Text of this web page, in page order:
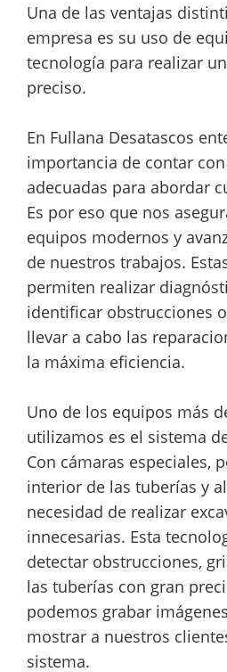
Una de las ventajas
empresa es su uso de
tecnología para realizar
preciso.
En Fullana Desatascos
importancia de contar
adecuadas para abordar
Es por eso que nos
equipos modernos y
de nuestros trabajos.
permiten realizar
identificar obstrucciones
llevar a cabo las
la máxima eficiencia.
Uno de los equipos más
utilizamos es el sistema
Con cámaras especiales,
interior de las tuberías y
necesidad de realizar
innecesarias. Esta
detectar obstrucciones,
las tuberías con gran
podemos grabar
mostrar a nuestros
sistema.